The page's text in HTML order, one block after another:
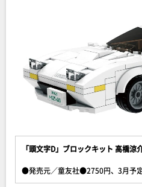
「頭文字D」ブロックキット 高橋涼
●発売元／童友社●2750円、3月予